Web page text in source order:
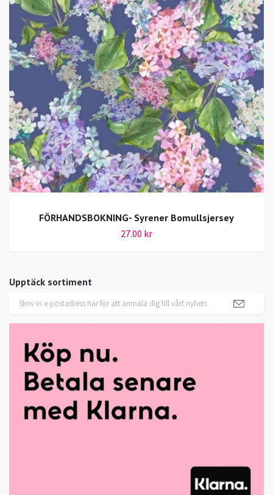
Upptäck sortiment
FÖRHANDSBOKNING- Syrener Bomullsjersey
27.00 kr